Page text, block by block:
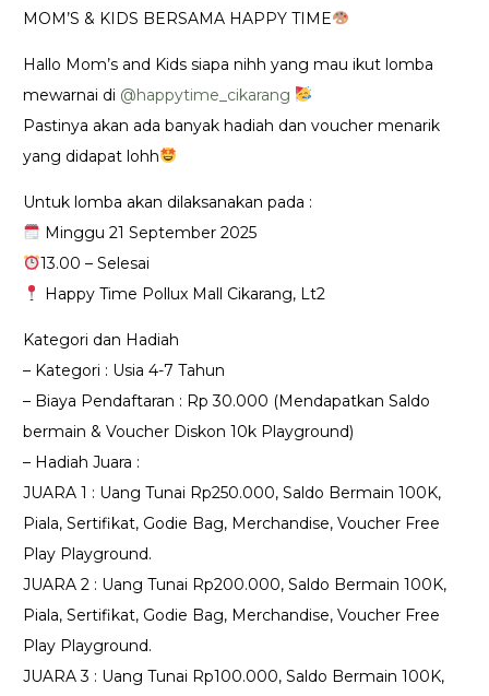
MOM’S & KIDS BERSAMA HAPPY TIME
Hallo Mom’s and Kids siapa nihh yang mau ikut lomba
mewarnai di @happytime_cikarang
Pastinya akan ada banyak hadiah dan voucher menarik
yang didapat lohh
Untuk lomba akan dilaksanakan pada :
Minggu 21 September 2025
13.00 – Selesai
Happy Time Pollux Mall Cikarang, Lt2
Kategori dan Hadiah
– Kategori : Usia 4-7 Tahun
– Biaya Pendaftaran : Rp 30.000 (Mendapatkan Saldo
bermain & Voucher Diskon 10k Playground)
– Hadiah Juara :
JUARA 1 : Uang Tunai Rp250.000, Saldo Bermain 100K,
Piala, Sertifikat, Godie Bag, Merchandise, Voucher Free
Play Playground.
JUARA 2 : Uang Tunai Rp200.000, Saldo Bermain 100K,
Piala, Sertifikat, Godie Bag, Merchandise, Voucher Free
Play Playground.
JUARA 3 : Uang Tunai Rp100.000, Saldo Bermain 100K,